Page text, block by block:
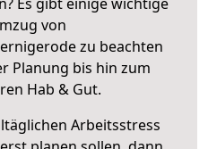
von
zu beachten
Planung bis hin zum
Hab & Gut.
Arbeitsstress